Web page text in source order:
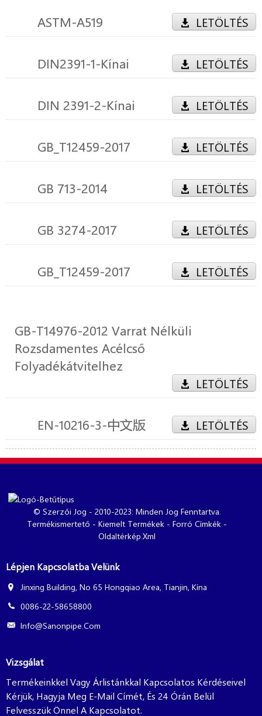
ASTM-A519 LETÖLTÉS
DIN2391-1-Kínai LETÖLTÉS
DIN 2391-2-Kínai LETÖLTÉS
GB_T12459-2017 LETÖLTÉS
GB 713-2014 LETÖLTÉS
GB 3274-2017 LETÖLTÉS
GB_T12459-2017 LETÖLTÉS
GB-T14976-2012 Varrat Nélküli
Rozsdamentes Acélcső
Folyadékátvitelhez
LETÖLTÉS
EN-10216-3-中文版 LETÖLTÉS
© Szerzői Jog - 2010-2023: Minden Jog Fenntartva.
Termékismertető -Kiemelt Termékek -Forró Címkék -
Oldaltérkép.xml
Lépjen Kapcsolatba Velünk
Jinxing Building, No 65 Hongqiao Area, Tianjin, Kína
0086-22-58658800
Info@sanonpipe.com
Vizsgálat
Termékeinkkel Vagy Árlistánkkal Kapcsolatos Kérdéseivel
Kérjük, Hagyja Meg E-Mail Címét, És 24 Órán Belül
Felvesszük Önnel A Kapcsolatot.